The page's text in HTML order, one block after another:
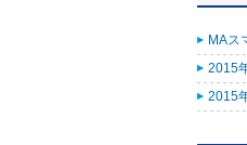
MAス
2015
2015